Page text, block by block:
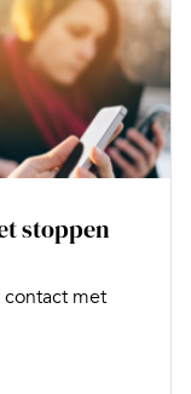
stoppen
contact met